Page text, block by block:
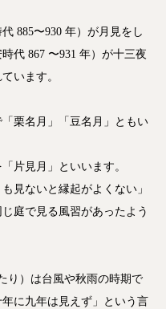
885〜930 年）が月見をし
代 867 〜931 年）が十三夜
います。
栗名月」「豆名月」ともい
片見月」といいます。
見ないと縁起がよくない」
庭で見る風習があったよう
り）は台風や秋雨の時期で
に九年は見えず」という言